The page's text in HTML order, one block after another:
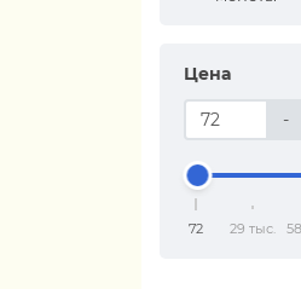
Цена
-
72 29 тыс.